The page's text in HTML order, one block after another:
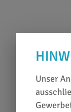
Unser